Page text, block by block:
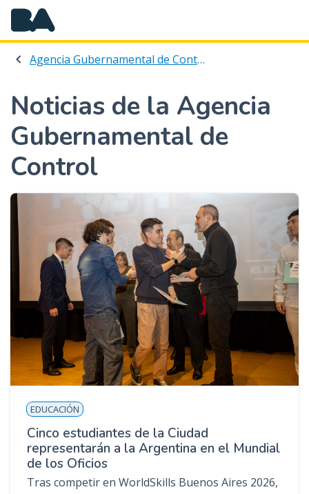
s
a
l
o
n
i
d
p
r
i
n
c
i
p
a
Agencia Gubernamental de Control
Noticias de la Agencia
Gubernamental de
Control
EDUCACIÓN
Cinco estudiantes de la Ciudad
representarán a la Argentina en el Mundial
de los Oficios
Tras competir en WorldSkills Buenos Aires 2026,